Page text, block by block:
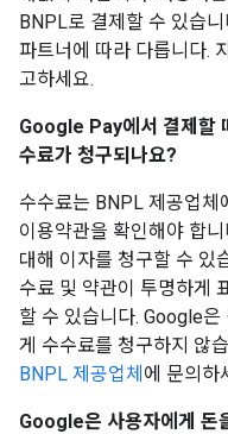
BNPL로 결제할 수 있습
파트너에 따라 다릅니다.
고하세요.
Google Pay에서 결제할
수료가 청구되나요?
수수료는 BNPL 제공업체
이용약관을 확인해야 합
대해 이자를 청구할 수 있
수료 및 약관이 투명하게
할 수 있습니다. Google은
게 수수료를 청구하지 않
BNPL 제공업체 에 문의하
Google은 사용자에게 돈